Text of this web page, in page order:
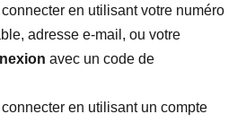
en utilisant votre numéro
adresse e-mail, ou votre
avec un code de
en utilisant un compte